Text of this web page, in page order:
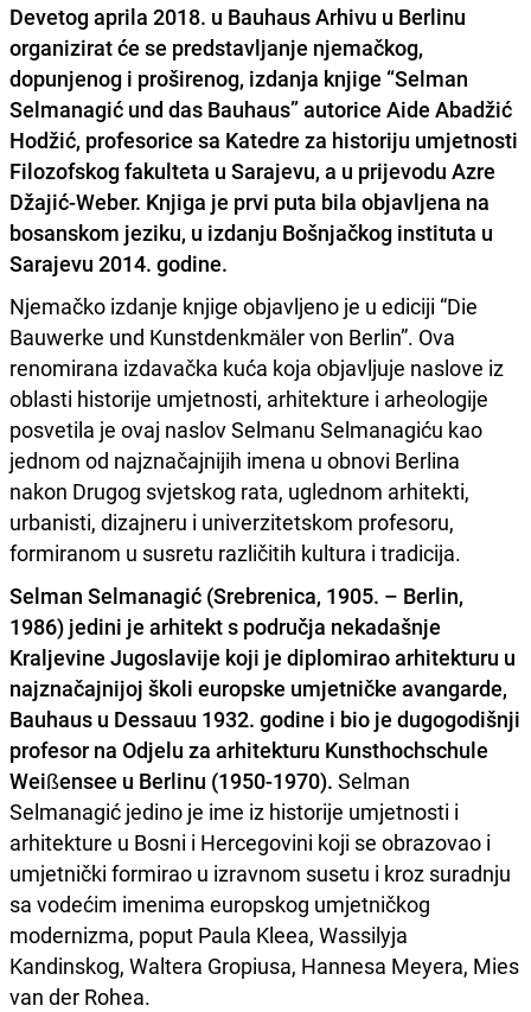
Devetogaprila 2018. u Bauhaus Arhivu u Berlinu
organizirat će se predstavljanje njemačkog,
dopunjenog i proširenog, izdanja knjige “Selman
Selmanagić und das Bauhaus” autorice Aide Abadžić
Hodžić, profesorice sa Katedre za historiju umjetnosti
Filozofskog fakulteta u Sarajevu, a u prijevodu Azre
Džajić-Weber. Knjiga je prvi puta bila objavljena na
bosanskom jeziku, u izdanju Bošnjačkog instituta u
Sarajevu 2014. godine.
Njemačko izdanje knjige objavljeno je u ediciji “Die
Bauwerke und Kunstdenkmäler von Berlin”. Ova
renomirana izdavačka kuća koja objavljuje naslove iz
oblasti historije umjetnosti, arhitekture i arheologije
posvetila je ovaj naslov Selmanu Selmanagiću kao
jednom od najznačajnijih imena u obnovi Berlina
nakon Drugog svjetskog rata, uglednom arhitekti,
urbanisti, dizajneru i univerzitetskom profesoru,
formiranom u susretu različitih kultura i tradicija.
Selman Selmanagić (Srebrenica, 1905. – Berlin,
1986) jedini je arhitekt s područja nekadašnje
Kraljevine Jugoslavije koji je diplomirao arhitekturu u
najznačajnijoj školi europske umjetničke avangarde,
Bauhaus u Dessauu 1932. godine i bio je dugogodišnji
profesor na Odjelu za arhitekturu Kunsthochschule
Weißensee u Berlinu (1950-1970). Selman
Selmanagić jedino je ime iz historije umjetnosti i
arhitekture u Bosni i Hercegovini koji se obrazovao i
umjetnički formirao u izravnom susetu i kroz suradnju
sa vodećim imenima europskog umjetničkog
modernizma, poput Paula Kleea, Wassilyja
Kandinskog, Waltera Gropiusa, Hannesa Meyera, Mies
van der Rohea.